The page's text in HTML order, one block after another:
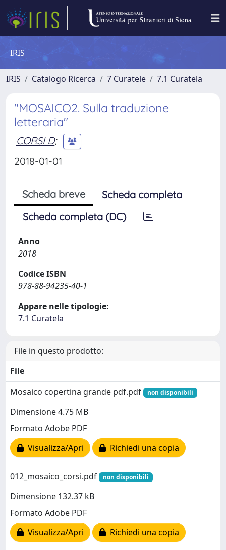
IRIS
IRIS Catalogo Ricerca 7 Curatele 7.1 Curatela
"MOSAICO2. Sulla traduzione
letteraria"
CORSI D;
2018-01-01
Scheda breve
Scheda completa
Scheda completa (DC)
Anno
2018
Codice ISBN
978-88-94235-40-1
Appare nelle tipologie:
7.1 Curatela
File in questo prodotto:
File
Mosaico copertina grande pdf.pdf
non disponibili
Dimensione 4.75 MB
Formato Adobe PDF
Visualizza/Apri
Richiedi una copia
012_mosaico_corsi.pdf non disponibili
Dimensione 132.37 kB
Formato Adobe PDF
Visualizza/Apri
Richiedi una copia